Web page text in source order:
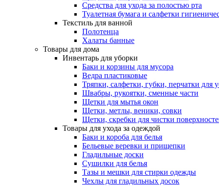
Средства для ухода за полостью рта
Туалетная бумага и салфетки
Текстиль для ванной
Полотенца
Халаты банные
Товары для дома
Инвентарь для уборки
Баки и корзины для мусора
Ведра пластиковые
Тряпки, салфетки, губки, перчатки для
Швабры, рукоятки, сменные части
Щетки для мытья окон
Щетки, метлы, веники, совки
Щетки, скребки для чистки
Товары для ухода за одеждой
Баки и короба для белья
Бельевые веревки и прищепки
Гладильные доски
Сушилки для белья
Тазы и мешки для стирки одежды
Чехлы для гладильных досок